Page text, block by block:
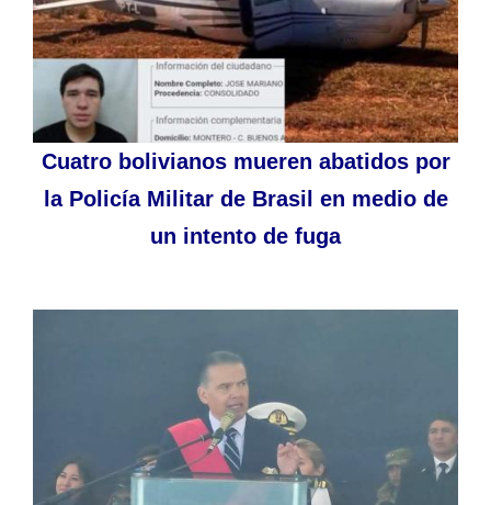
Cuatro bolivianos mueren abatidos por
la Policía Militar de Brasil en medio de
un intento de fuga